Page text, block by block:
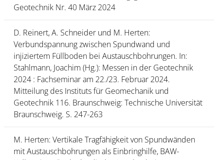
Geotechnik Nr. 40 März 2024
D. Reinert, A. Schneider und M. Herten:
Verbundspannung zwischen Spundwand und
injiziertem Füllboden bei Austauschbohrungen. In:
Stahlmann, Joachim (Hg.): Messen in der Geotechnik
2024 : Fachseminar am 22./23. Februar 2024.
Mitteilung des Instituts für Geomechanik und
Geotechnik 116. Braunschweig: Technische Universität
Braunschweig. S. 247-263
M. Herten: Vertikale Tragfähigkeit von Spundwänden
mit Austauschbohrungen als Einbringhilfe, BAW-